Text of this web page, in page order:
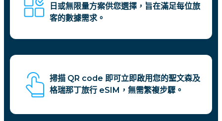
日或無限量方案供您選擇，旨在滿足每位旅
客的數據需求。
掃描 QR code 即可立即啟用您的聖文森及
格瑞那丁旅行 eSIM，無需繁複步驟。